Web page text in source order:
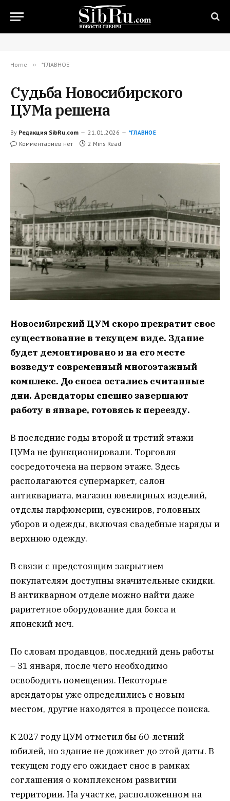
Home » *ГЛАВНОЕ
Судьба Новосибирского
ЦУМа решена
By Редакция SibRu.com 21.01.2026 *ГЛАВНОЕ
Комментариев нет 2 Mins Read
Новосибирский ЦУМ скоро прекратит свое
существование в текущем виде. Здание
будет демонтировано и на его месте
возведут современный многоэтажный
комплекс. До сноса остались считанные
дни. Арендаторы спешно завершают
работу в январе, готовясь к переезду.
В последние годы второй и третий этажи
ЦУМа не функционировали. Торговля
сосредоточена на первом этаже. Здесь
располагаются супермаркет, салон
антиквариата, магазин ювелирных изделий,
отделы парфюмерии, сувениров, головных
уборов и одежды, включая свадебные наряды и
верхнюю одежду.
В связи с предстоящим закрытием
покупателям доступны значительные скидки.
В антикварном отделе можно найти даже
раритетное оборудование для бокса и
японский меч.
По словам продавцов, последний день работы
– 31 января, после чего необходимо
освободить помещения. Некоторые
арендаторы уже определились с новым
местом, другие находятся в процессе поиска.
К 2027 году ЦУМ отметил бы 60-летний
юбилей, но здание не доживет до этой даты. В
текущем году его ожидает снос в рамках
соглашения о комплексном развитии
территории. На участке, расположенном на